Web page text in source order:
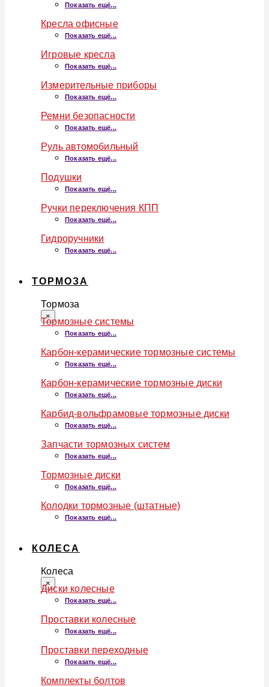
Показать ещё...
Кресла офисные
Показать ещё...
Игровые кресла
Показать ещё...
Измерительные приборы
Показать ещё...
Ремни безопасности
Показать ещё...
Руль автомобильный
Показать ещё...
Подушки
Показать ещё...
Ручки переключения КПП
Показать ещё...
Гидроручники
Показать ещё...
ТОРМОЗА
Тормоза
×
Тормозные системы
Показать ещё...
Карбон-керамические тормозные системы
Показать ещё...
Карбон-керамические тормозные диски
Показать ещё...
Карбид-вольфрамовые тормозные диски
Показать ещё...
Запчасти тормозных систем
Показать ещё...
Тормозные диски
Показать ещё...
Колодки тормозные (штатные)
Показать ещё...
КОЛЕСА
Колеса
×
Диски колесные
Показать ещё...
Проставки колесные
Показать ещё...
Проставки переходные
Показать ещё...
Комплекты болтов